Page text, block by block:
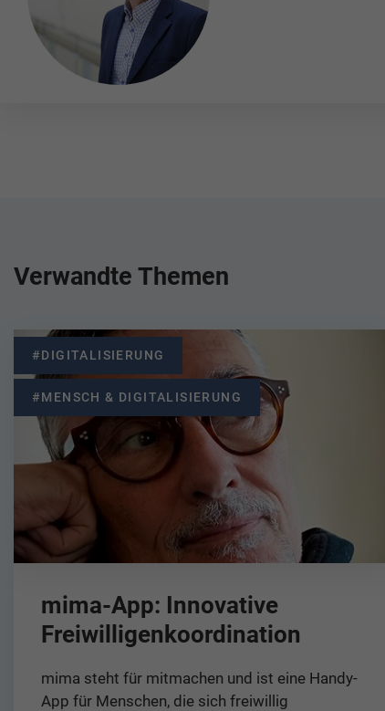
Verwandte Themen
#DIGITALISIERUNG
#MENSCH & DIGITALISIERUNG
mima-App: Innovative
Freiwilligenkoordination
mima steht für mitmachen und ist eine Handy-
App für Menschen, die sich freiwillig